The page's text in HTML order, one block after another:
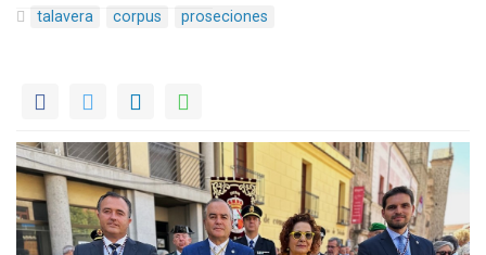
talavera
corpus proseciones